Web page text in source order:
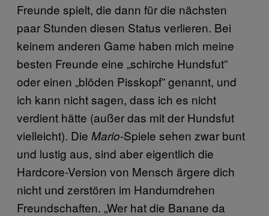
Freunde spielt, die dann für die nächsten
paar Stunden diesen Status verlieren. Bei
keinem anderen Game haben mich meine
besten Freunde eine „schirche Hundsfut”
oder einen „blöden Pisskopf” genannt, und
ich kann nicht sagen, dass ich es nicht
verdient hätte (außer das mit der Hundsfut
vielleicht). Die Mario-Spiele sehen zwar bunt
und lustig aus, sind aber eigentlich die
Hardcore-Version von Mensch ärgere dich
nicht und zerstören im Handumdrehen
Freundschaften. „Wer hat die Banane da